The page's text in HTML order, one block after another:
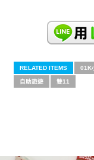
RELATED ITEMS 01K
自助旅遊 雙11